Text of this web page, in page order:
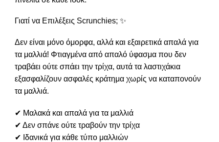
Γιατί να Επιλέξεις Scrunchies; ✨
Δεν είναι μόνο όμορφα, αλλά και εξαιρετικά απαλά για
τα μαλλιά! Φτιαγμένα από απαλό ύφασμα που δεν
τραβάει ούτε σπάει την τρίχα, αυτά τα λαστιχάκια
εξασφαλίζουν ασφαλές κράτημα χωρίς να καταπονούν
τα μαλλιά.
✔ Μαλακά και απαλά για τα μαλλιά
✔ Δεν σπάνε ούτε τραβούν την τρίχα
✔ Ιδανικά για κάθε τύπο μαλλιών